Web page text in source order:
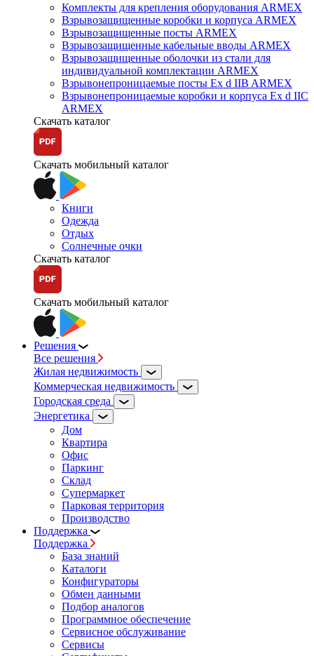
Комплекты для крепления оборудования ARMEX
Взрывозащищенные коробки и корпуса ARMEX
Взрывозащищенные посты ARMEX
Взрывозащищенные кабельные вводы ARMEX
Взрывозащищенные оболочки из стали для
индивидуальной комплектации ARMEX
Взрывонепроницаемые посты Ex d IIB ARMEX
Взрывонепроницаемые коробки и корпуса Ex d IIС
ARMEX
Скачать каталог
Скачать мобильный каталог
Книги
Одежда
Отдых
Солнечные очки
Скачать каталог
Скачать мобильный каталог
Решения
Все решения
Жилая недвижимость
Коммерческая недвижимость
Городская среда
Энергетика
Дом
Квартира
Офис
Паркинг
Склад
Супермаркет
Парковая территория
Производство
Поддержка
Поддержка
База знаний
Каталоги
Конфигураторы
Обмен данными
Подбор аналогов
Программное обеспечение
Сервисное обслуживание
Сервисы